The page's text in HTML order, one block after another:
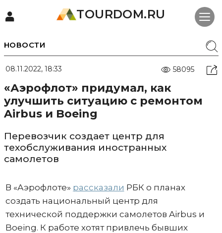
TOURDOM.RU
НОВОСТИ
08.11.2022, 18:33 58095
«Аэрофлот» придумал, как
улучшить ситуацию с ремонтом
Airbus и Boeing
Перевозчик создает центр для
техобслуживания иностранных
самолетов
В «Аэрофлоте» рассказали РБК о планах
создать национальный центр для
технической поддержки самолетов Airbus и
Boeing. К работе хотят привлечь бывших